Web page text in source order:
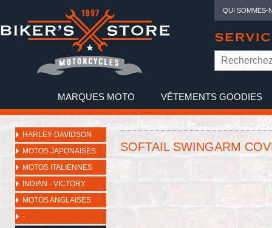
QUI SOMMES-
MARQUES MOTO VÊTEMENTS GOODIES
HARLEY-DAVIDSON
MOTOS JAPONAISES
MOTOS ITALIENNES
INDIAN - VICTORY
MOTOS ANGLAISES
-
SOFTAIL SWINGARM